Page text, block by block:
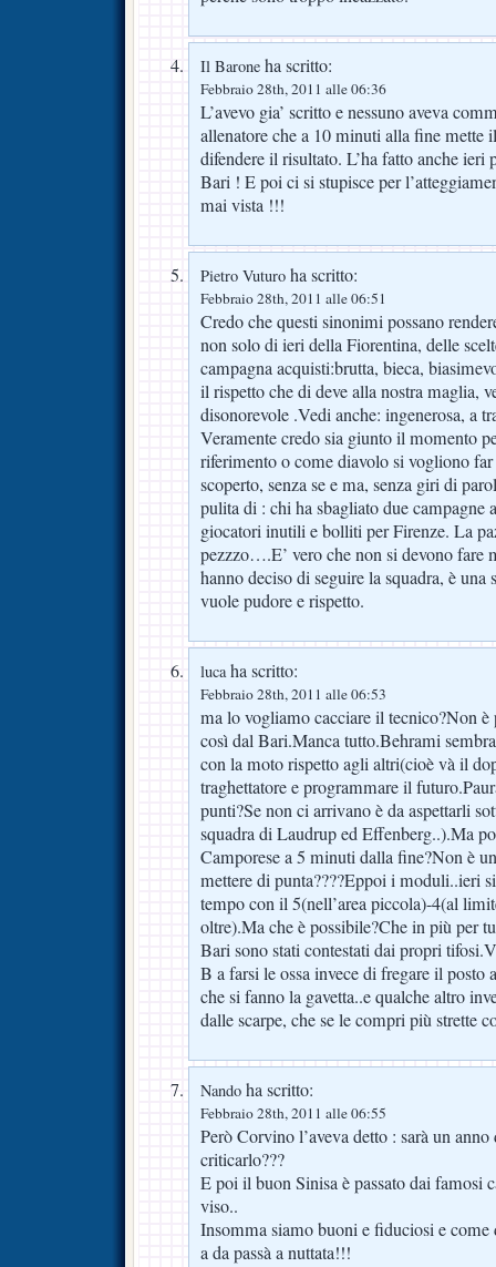
Il Barone ha scritto:
Febbraio 28th, 2011 alle 06:36
L’avevo gia’ scritto e nessuno aveva
allenatore che a 10 minuti alla fine mette
difendere il risultato. L’ha fatto anche ieri
Bari ! E poi ci si stupisce per
mai vista !!!
Pietro Vuturo ha scritto:
Febbraio 28th, 2011 alle 06:51
Credo che questi sinonimi possano
non solo di ieri della Fiorentina, delle
campagna acquisti:brutta, bieca,
il rispetto che di deve alla nostra maglia,
disonorevole .Vedi anche: ingenerosa, a
Veramente credo sia giunto il momento
riferimento o come diavolo si vogliono
scoperto, senza se e ma, senza giri di
pulita di : chi ha sbagliato due campagne
giocatori inutili e bolliti per Firenze. La
pezzzo….E’ vero che non si devono fare
hanno deciso di seguire la squadra, è una
vuole pudore e rispetto.
lucaha scritto:
Febbraio 28th, 2011 alle 06:53
ma lo vogliamo cacciare il tecnico?Non è
così dal Bari.Manca tutto.Behrami
con la moto rispetto agli altri(cioè và il
traghettatore e programmare il
punti?Se non ci arrivano è da aspettarli
squadra di Laudrup ed Effenberg..).Ma
Camporese a 5 minuti dalla fine?Non è
mettere di punta????Eppoi i moduli..ieri
tempo con il 5(nell’area piccola)-4(al
oltre).Ma che è possibile?Che in più per
Bari sono stati contestati dai propri
B a farsi le ossa invece di fregare il posto
che si fanno la gavetta..e qualche altro
dalle scarpe, che se le compri più strette
Nando ha scritto:
Febbraio 28th, 2011 alle 06:55
Però Corvino l’aveva detto : sarà un
criticarlo???
E poi il buon Sinisa è passato dai famosi
viso..
Insomma siamo buoni e fiduciosi e
a da passà a nuttata!!!